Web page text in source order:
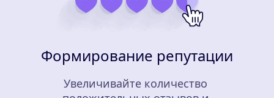
Формирование репутации
Увеличивайте количество